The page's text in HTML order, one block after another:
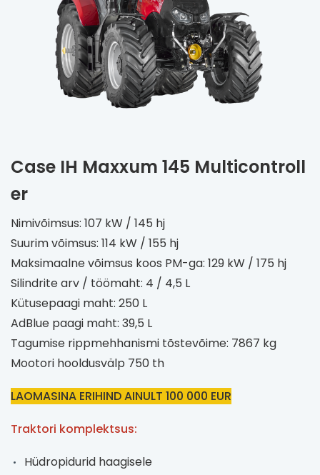
Case IH Maxxum 145 Multicontroll
er
Nimivõimsus: 107 kW / 145 hj
Suurim võimsus: 114 kW / 155 hj
Maksimaalne võimsus koos PM-ga: 129 kW / 175 hj
Silindrite arv / töömaht: 4 / 4,5 L
Kütusepaagi maht: 250 L
AdBlue paagi maht: 39,5 L
Tagumise rippmehhanismi tõstevõime: 7867 kg
Mootori hooldusvälp 750 th
LAOMASINA ERIHIND AINULT 100 000 EUR
Traktori komplektsus:
Hüdropidurid haagisele